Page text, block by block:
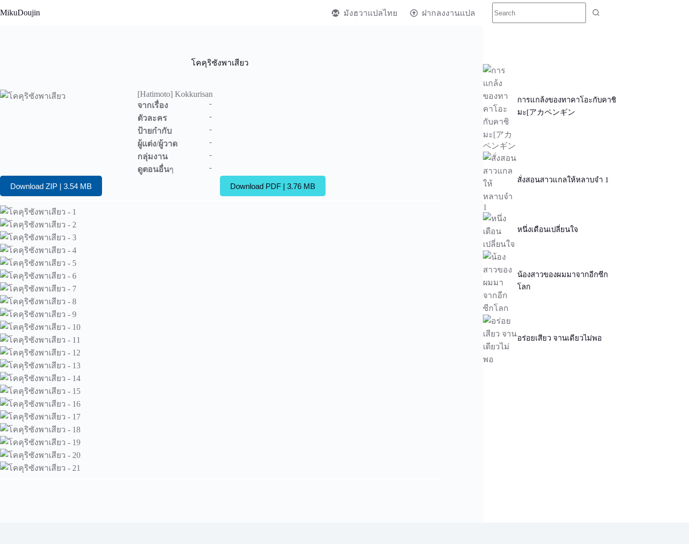
to
MikuDoujin มังฮวาแปลไทย ฝากลงงานแปล
โคคุริซังพาเสียว
[Hatimoto] Kokkurisan
จากเรื่อง
-
ตัวละคร
-
ป้ายกำกับ
-
ผู้แต่ง/ผู้วาด
-
กลุ่มงาน
-
ดูตอนอื่นๆ -
Download ZIP | 3.54 MB Download PDF | 3.76 MB
การแกล้งของทาคาโอะกับคาชิ
มะ[アカペンギン
สั่งสอนสาวแกลให้หลาบจำ 1
หนึ่งเดือนเปลี่ยนใจ
น้องสาวของผมมาจากอีกซีก
โลก
อร่อยเสียว จานเดียวไม่พอ